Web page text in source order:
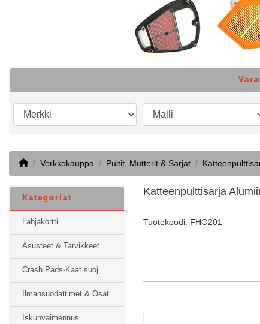
HomeVerkkokauppa Pultit, Mutterit & Sarjat
Katteenpulttisarja
Tuotekoodi: FHO201
Kategoriat
Lahjakortti
Asusteet & Tarvikkeet
Crash Pads-Kaat.suoj.
Ilmansuodattimet & Osat
Iskunvaimennus